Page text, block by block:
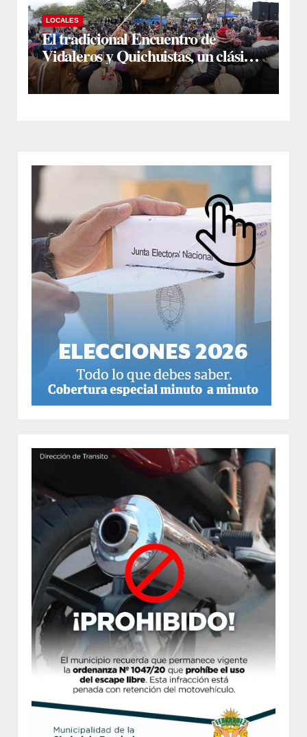
LOCALES
El tradicional Encuentro de
Vidaleros y Quichuistas, un clásico
en el mes aniversario